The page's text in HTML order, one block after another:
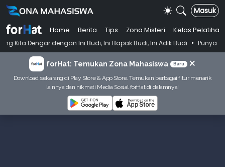
Masuk
Home Berita Tips Zona Misteri
Kelas Pelatihan
Ini Budi, Ini Bapak Budi, Ini Adik Budi • Punya Tujuan
forHat: Temukan Zona Mahasiswa Baru ×
Download sekarang di Play Store & App Store. Temukan berbagai fitur menarik
lainnya dan nikmati Media Sosial forHat di dalamnya!